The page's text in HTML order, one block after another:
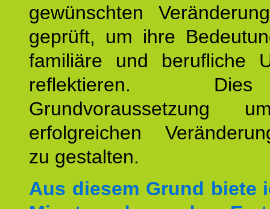
gewünschten
geprüft, um ihre
familiäre und berufliche
reflektieren.
Grundvoraussetzung
erfolgreichen
zu gestalten.
Aus diesem Grund biete